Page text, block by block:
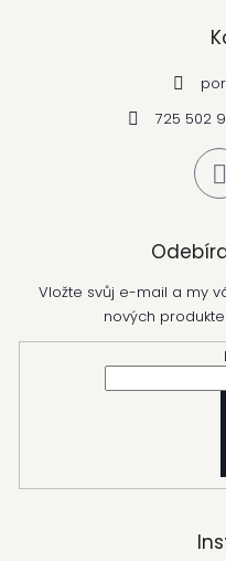
725 502
Vložte svůj e-mail a my
nových